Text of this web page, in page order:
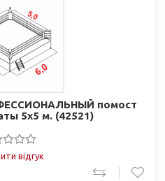
помост
5х5 м. (42521)
відгук